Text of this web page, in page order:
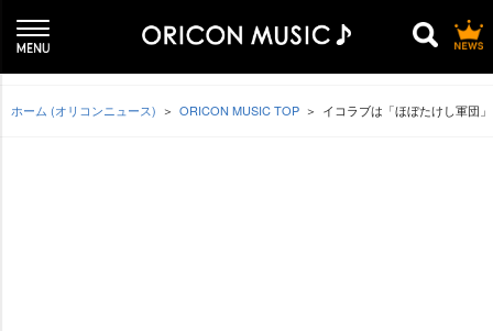
ホーム (オリコンニュース) ORICON MUSIC TOP イコラブは「ほぼたけし軍団